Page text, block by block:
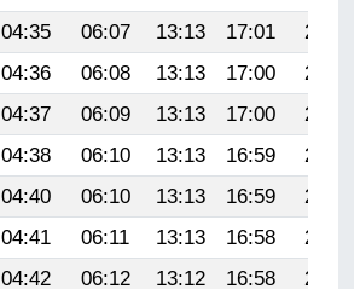
04:35 06:07 13:13 17:01
20:10
04:36 06:08 13:13 17:00
20:09
04:37 06:09 13:13 17:00
20:08
04:38 06:10 13:13 16:59
20:06
04:40 06:10 13:13 16:59
20:05
04:41 06:11 13:13 16:58
20:04
04:42 06:12 13:12 16:58
20:03